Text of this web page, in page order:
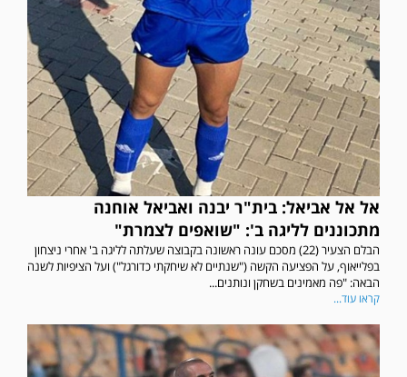
אל אל אביאל: בית"ר יבנה ואביאל אוחנה
מתכוננים לליגה ב': "שואפים לצמרת"
הבלם הצעיר (22) מסכם עונה ראשונה בקבוצה שעלתה לליגה ב' אחרי ניצחון
בפלייאוף, על הפציעה הקשה ("שנתיים לא שיחקתי כדורגל") ועל הציפיות לשנה
הבאה: "פה מאמינים בשחקן ונותנים...
קראו עוד...